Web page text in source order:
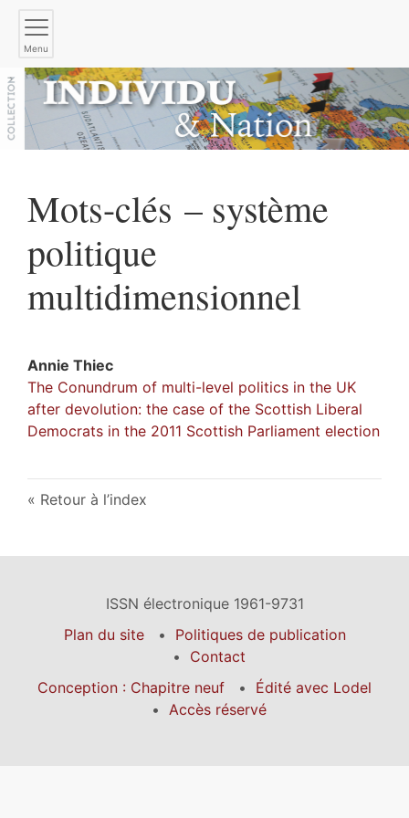
Menu
Mots-clés – système
politique
multidimensionnel
Annie Thiec
The Conundrum of multi-level politics in the UK
after devolution: the case of the Scottish Liberal
Democrats in the 2011 Scottish Parliament election
Retour à l’index
ISSN électronique 1961-9731
Plan du site
Politiques de publication
Contact
Conception : Chapitre neuf
Édité avec Lodel
Accès réservé